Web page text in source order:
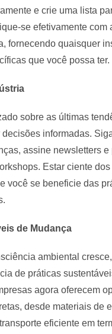
e crie uma lista
se efetivamente com
fornecendo quaisquer
que você possa ter.
sobre as últimas
informadas.
assine newsletters e
Estar ciente
você se beneficie das
de Mudança
ambiental
de práticas
agora oferecem
desde materiais de
eficiente em